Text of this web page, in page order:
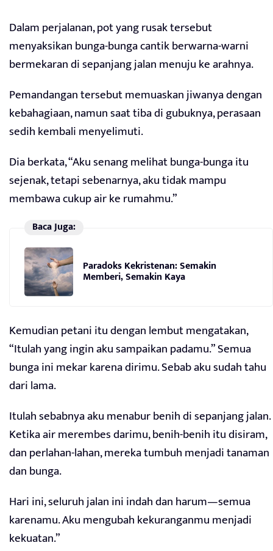
Dalam perjalanan, pot yang rusak tersebut
menyaksikan bunga-bunga cantik berwarna-warni
bermekaran di sepanjang jalan menuju ke arahnya.
Pemandangan tersebut memuaskan jiwanya dengan
kebahagiaan, namun saat tiba di gubuknya, perasaan
sedih kembali menyelimuti.
Dia berkata, “Aku senang melihat bunga-bunga itu
sejenak, tetapi sebenarnya, aku tidak mampu
membawa cukup air ke rumahmu.”
Baca Juga:
Paradoks Kekristenan: Semakin
Memberi, Semakin Kaya
Kemudian petani itu dengan lembut mengatakan,
“Itulah yang ingin aku sampaikan padamu.” Semua
bunga ini mekar karena dirimu. Sebab aku sudah tahu
dari lama.
Itulah sebabnya aku menabur benih di sepanjang jalan.
Ketika air merembes darimu, benih-benih itu disiram,
dan perlahan-lahan, mereka tumbuh menjadi tanaman
dan bunga.
Hari ini, seluruh jalan ini indah dan harum—semua
karenamu. Aku mengubah kekuranganmu menjadi
kekuatan.”